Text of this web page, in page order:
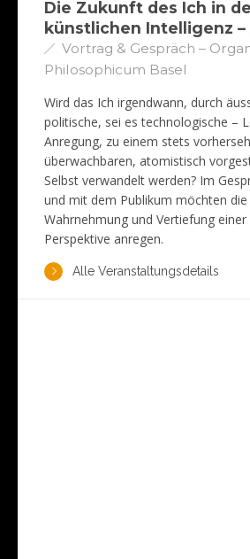
Die Zukunft des Ich in
künstlichen Intelligenz –
Vortrag & Gespräch –
Philosophicum Basel
Wird das Ich irgendwann, durch
politische, sei es technologische –
Anregung, zu einem stets
überwachbaren, atomistisch
Selbst verwandelt werden? Im
und mit dem Publikum möchten
Wahrnehmung und Vertiefung einer
Perspektive anregen.
Alle Veranstaltungsdetails